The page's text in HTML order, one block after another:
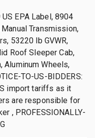
EPA Label, 8904
Transmission,
53220 lb GVWR,
Roof Sleeper Cab,
Aluminum Wheels,
TO-US-BIDDERS:
import tariffs as it
are responsible for
, PROFESSIONALLY-